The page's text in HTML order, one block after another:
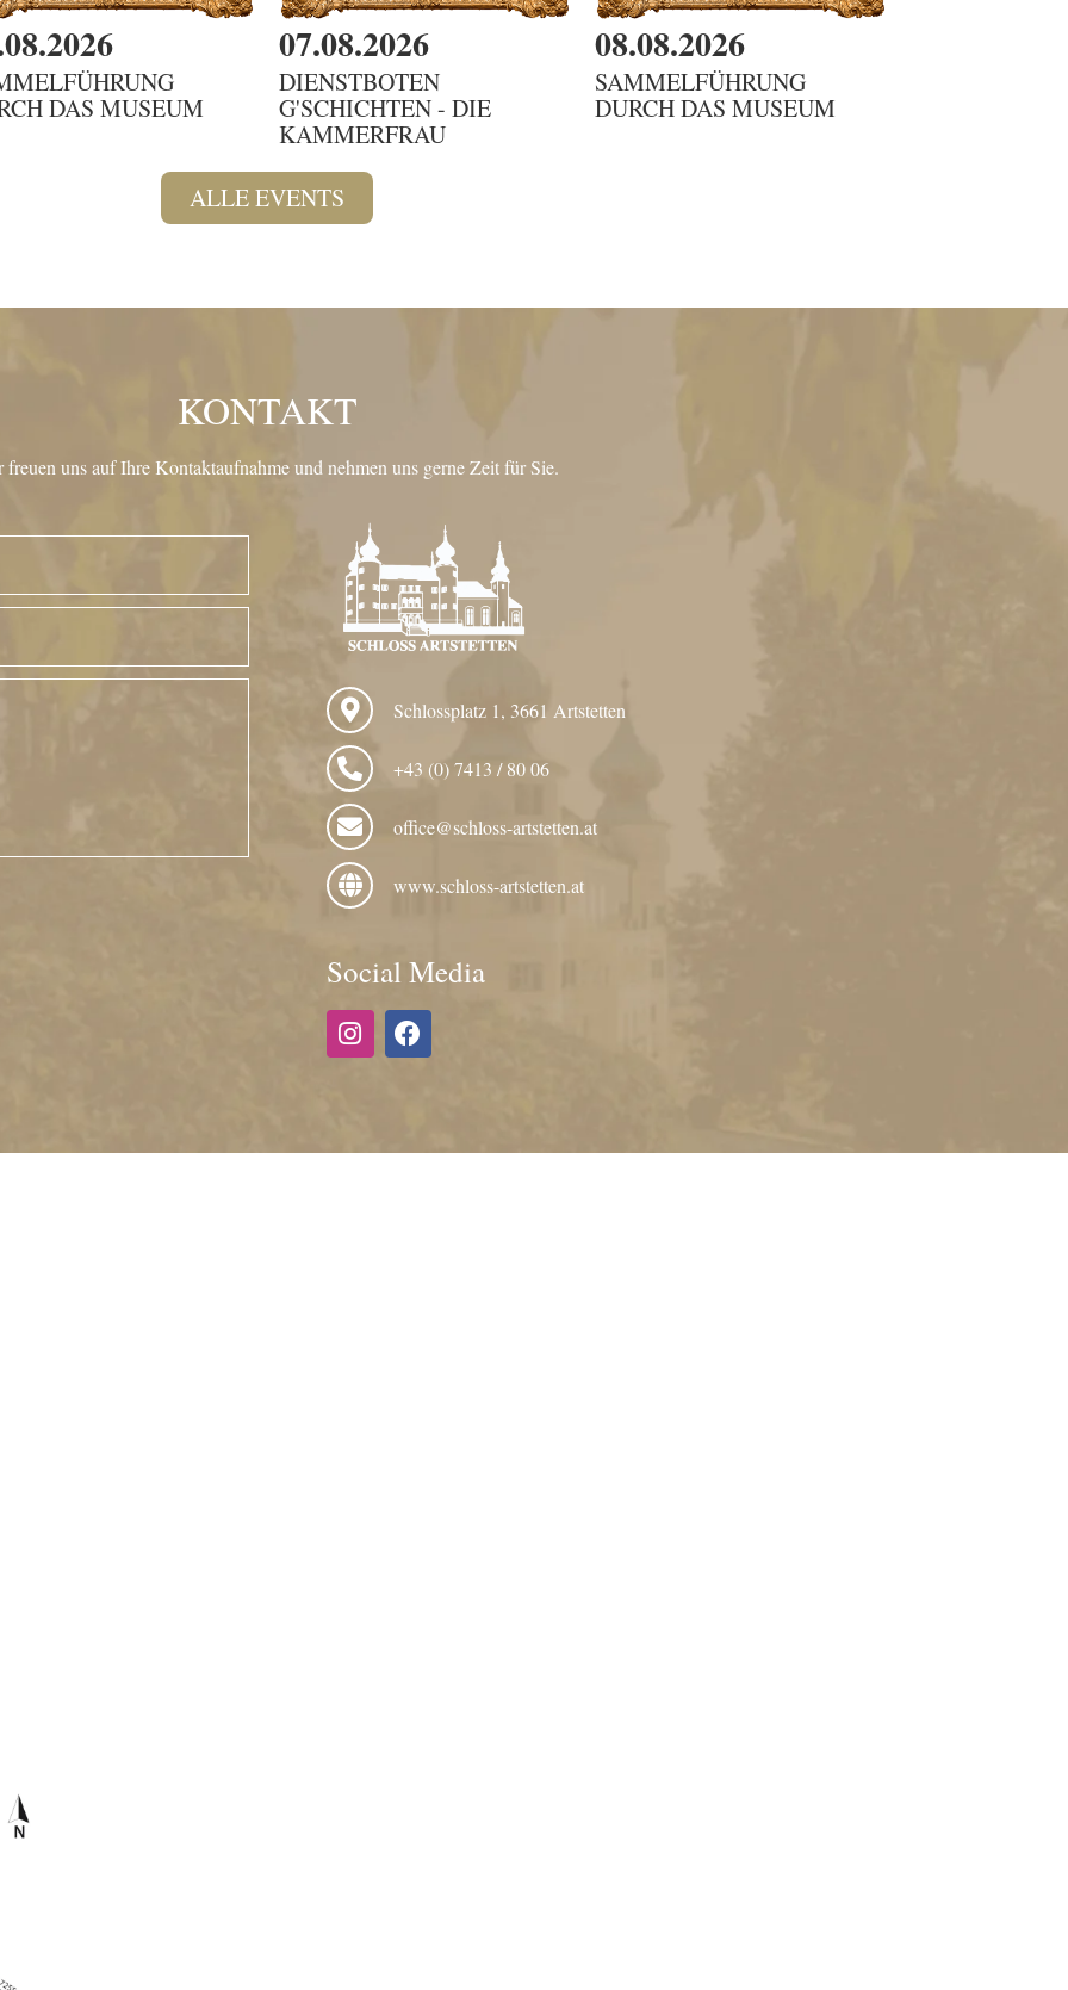
DAS MUSEUM
07.08.2026
DIENSTBOTEN
G'SCHICHTEN - DIE
KAMMERFRAU
08.08.2026
SAMMELFÜHRUNG
DURCH DAS MUSEUM
ALLE EVENTS
KONTAKT
freuen uns auf Ihre Kontaktaufnahme und nehmen uns gerne Zeit für Sie.
Schlossplatz 1, 3661 Artstetten
+43 (0) 7413 / 80 06
office@schloss-artstetten.at
www.schloss-artstetten.at
Social Media